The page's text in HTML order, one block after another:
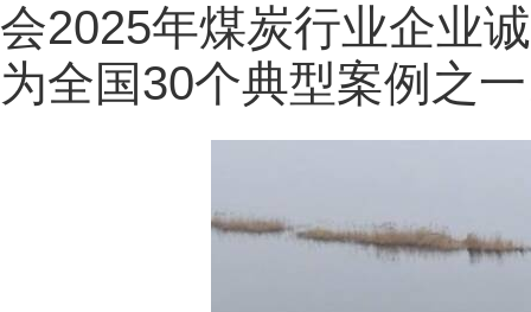
会2025年煤炭行业企业
为全国30个典型案例之